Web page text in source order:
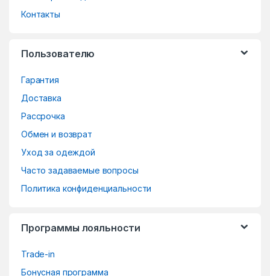
Контакты
Пользователю
Гарантия
Доставка
Рассрочка
Обмен и возврат
Уход за одеждой
Часто задаваемые вопросы
Политика конфиденциальности
Программы лояльности
Trade-in
Бонусная программа